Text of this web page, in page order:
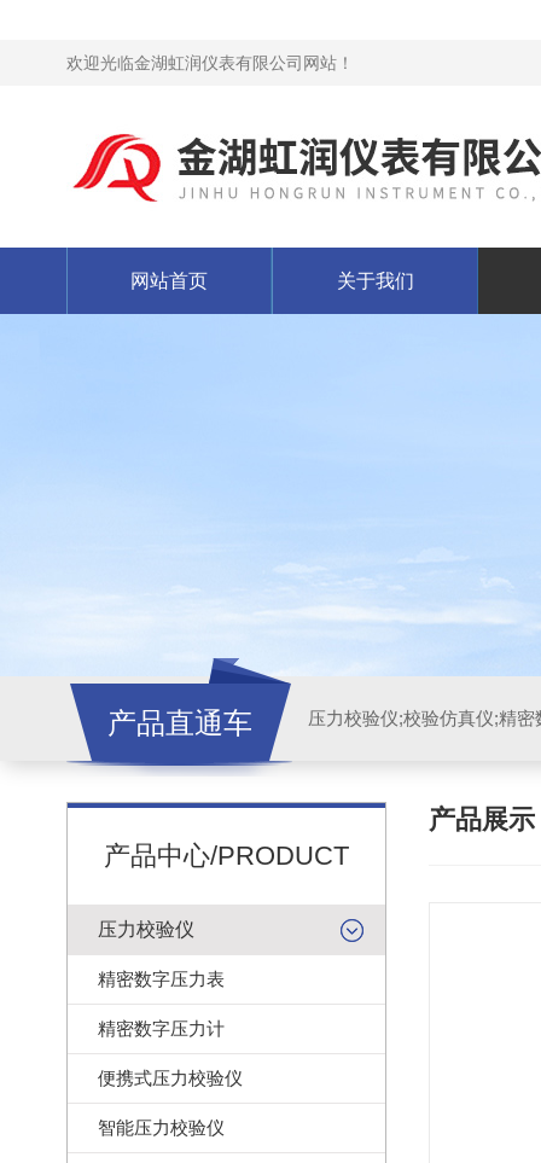
欢迎光临金湖虹润仪表有限公司网站！
网站首页 关于我们
产品直通车
产品中心/PRODUCT
压力校验仪
精密数字压力表
精密数字压力计
便携式压力校验仪
智能压力校验仪
产品展示